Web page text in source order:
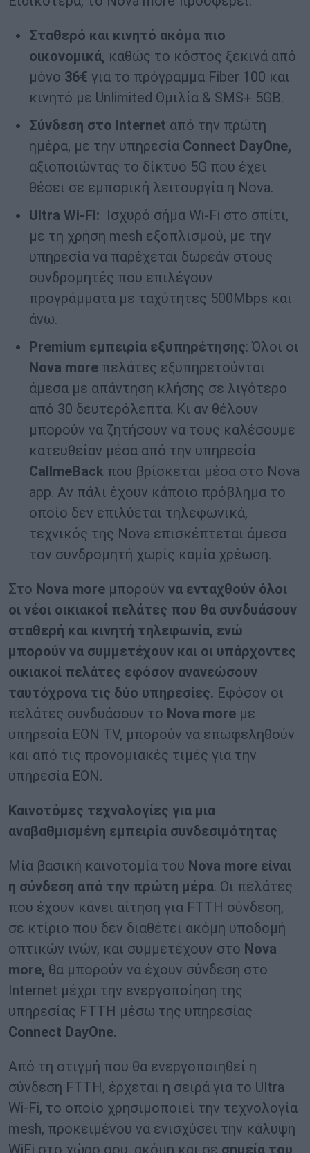
Σταθερό και κινητό ακόμα πιο
οικονομικά, καθώς το κόστος ξεκινά από
μόνο 36€ για το πρόγραμμα Fiber 100 και
κινητό με Unlimited Ομιλία & SMS+ 5GB.
Σύνδεση στο Internet από την πρώτη
ημέρα, με την υπηρεσία Connect DayOne,
αξιοποιώντας το δίκτυο 5G που έχει
θέσει σε εμπορική λειτουργία η Nova.
Ultra Wi-Fi: Ισχυρό σήμα Wi-Fi στο σπίτι,
με τη χρήση mesh εξοπλισμού, με την
υπηρεσία να παρέχεται δωρεάν στους
συνδρομητές που επιλέγουν
προγράμματα με ταχύτητες 500Mbps και
άνω.
Premium εμπειρία εξυπηρέτησης: Όλοι οι
Nova more πελάτες εξυπηρετούνται
άμεσα με απάντηση κλήσης σε λιγότερο
από 30 δευτερόλεπτα. Κι αν θέλουν
μπορούν να ζητήσουν να τους καλέσουμε
κατευθείαν μέσα από την υπηρεσία
CallmeBack που βρίσκεται μέσα στο Nova
app. Αν πάλι έχουν κάποιο πρόβλημα το
οποίο δεν επιλύεται τηλεφωνικά,
τεχνικός της Nova επισκέπτεται άμεσα
τον συνδρομητή χωρίς καμία χρέωση.
Στο Nova more μπορούν να ενταχθούν όλοι
οι νέοι οικιακοί πελάτες που θα συνδυάσουν
σταθερή και κινητή τηλεφωνία, ενώ
μπορούν να συμμετέχουν και οι υπάρχοντες
οικιακοί πελάτες εφόσον ανανεώσουν
ταυτόχρονα τις δύο υπηρεσίες. Εφόσον οι
πελάτες συνδυάσουν το Nova more με
υπηρεσία ΕΟΝ TV, μπορούν να επωφεληθούν
και από τις προνομιακές τιμές για την
υπηρεσία EON.
Καινοτόμες τεχνολογίες για μια
αναβαθμισμένη εμπειρία συνδεσιμότητας
Μία βασική καινοτομία του Nova more είναι
η σύνδεση από την πρώτη μέρα. Οι πελάτες
που έχουν κάνει αίτηση για FTTH σύνδεση,
σε κτίριο που δεν διαθέτει ακόμη υποδομή
οπτικών ινών, και συμμετέχουν στο Nova
more, θα μπορούν να έχουν σύνδεση στο
Internet μέχρι την ενεργοποίηση της
υπηρεσίας FTTH μέσω της υπηρεσίας
Connect DayOne.
Από τη στιγμή που θα ενεργοποιηθεί η
σύνδεση FTTH, έρχεται η σειρά για το Ultra
Wi-Fi, το οποίο χρησιμοποιεί την τεχνολογία
mesh, προκειμένου να ενισχύσει την κάλυψη